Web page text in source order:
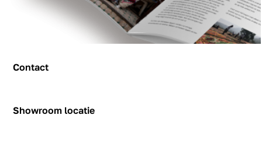
Contact
Showroom locatie